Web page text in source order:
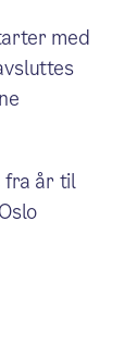
med
fra år til